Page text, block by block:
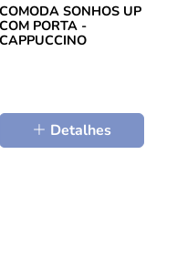
COMODA SONHOS UP
COM PORTA -
CAPPUCCINO
Detalhes